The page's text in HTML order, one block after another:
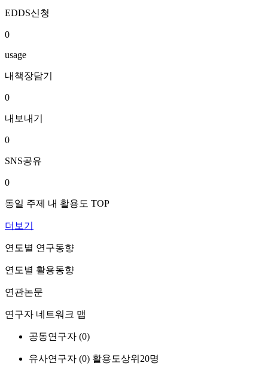
EDDS신청
0
usage
내책장담기
0
내보내기
0
SNS공유
0
동일 주제 내 활용도 TOP
더보기
연도별 연구동향
연도별 활용동향
연관논문
연구자 네트워크 맵
공동연구자 (0)
유사연구자 (0) 활용도상위20명